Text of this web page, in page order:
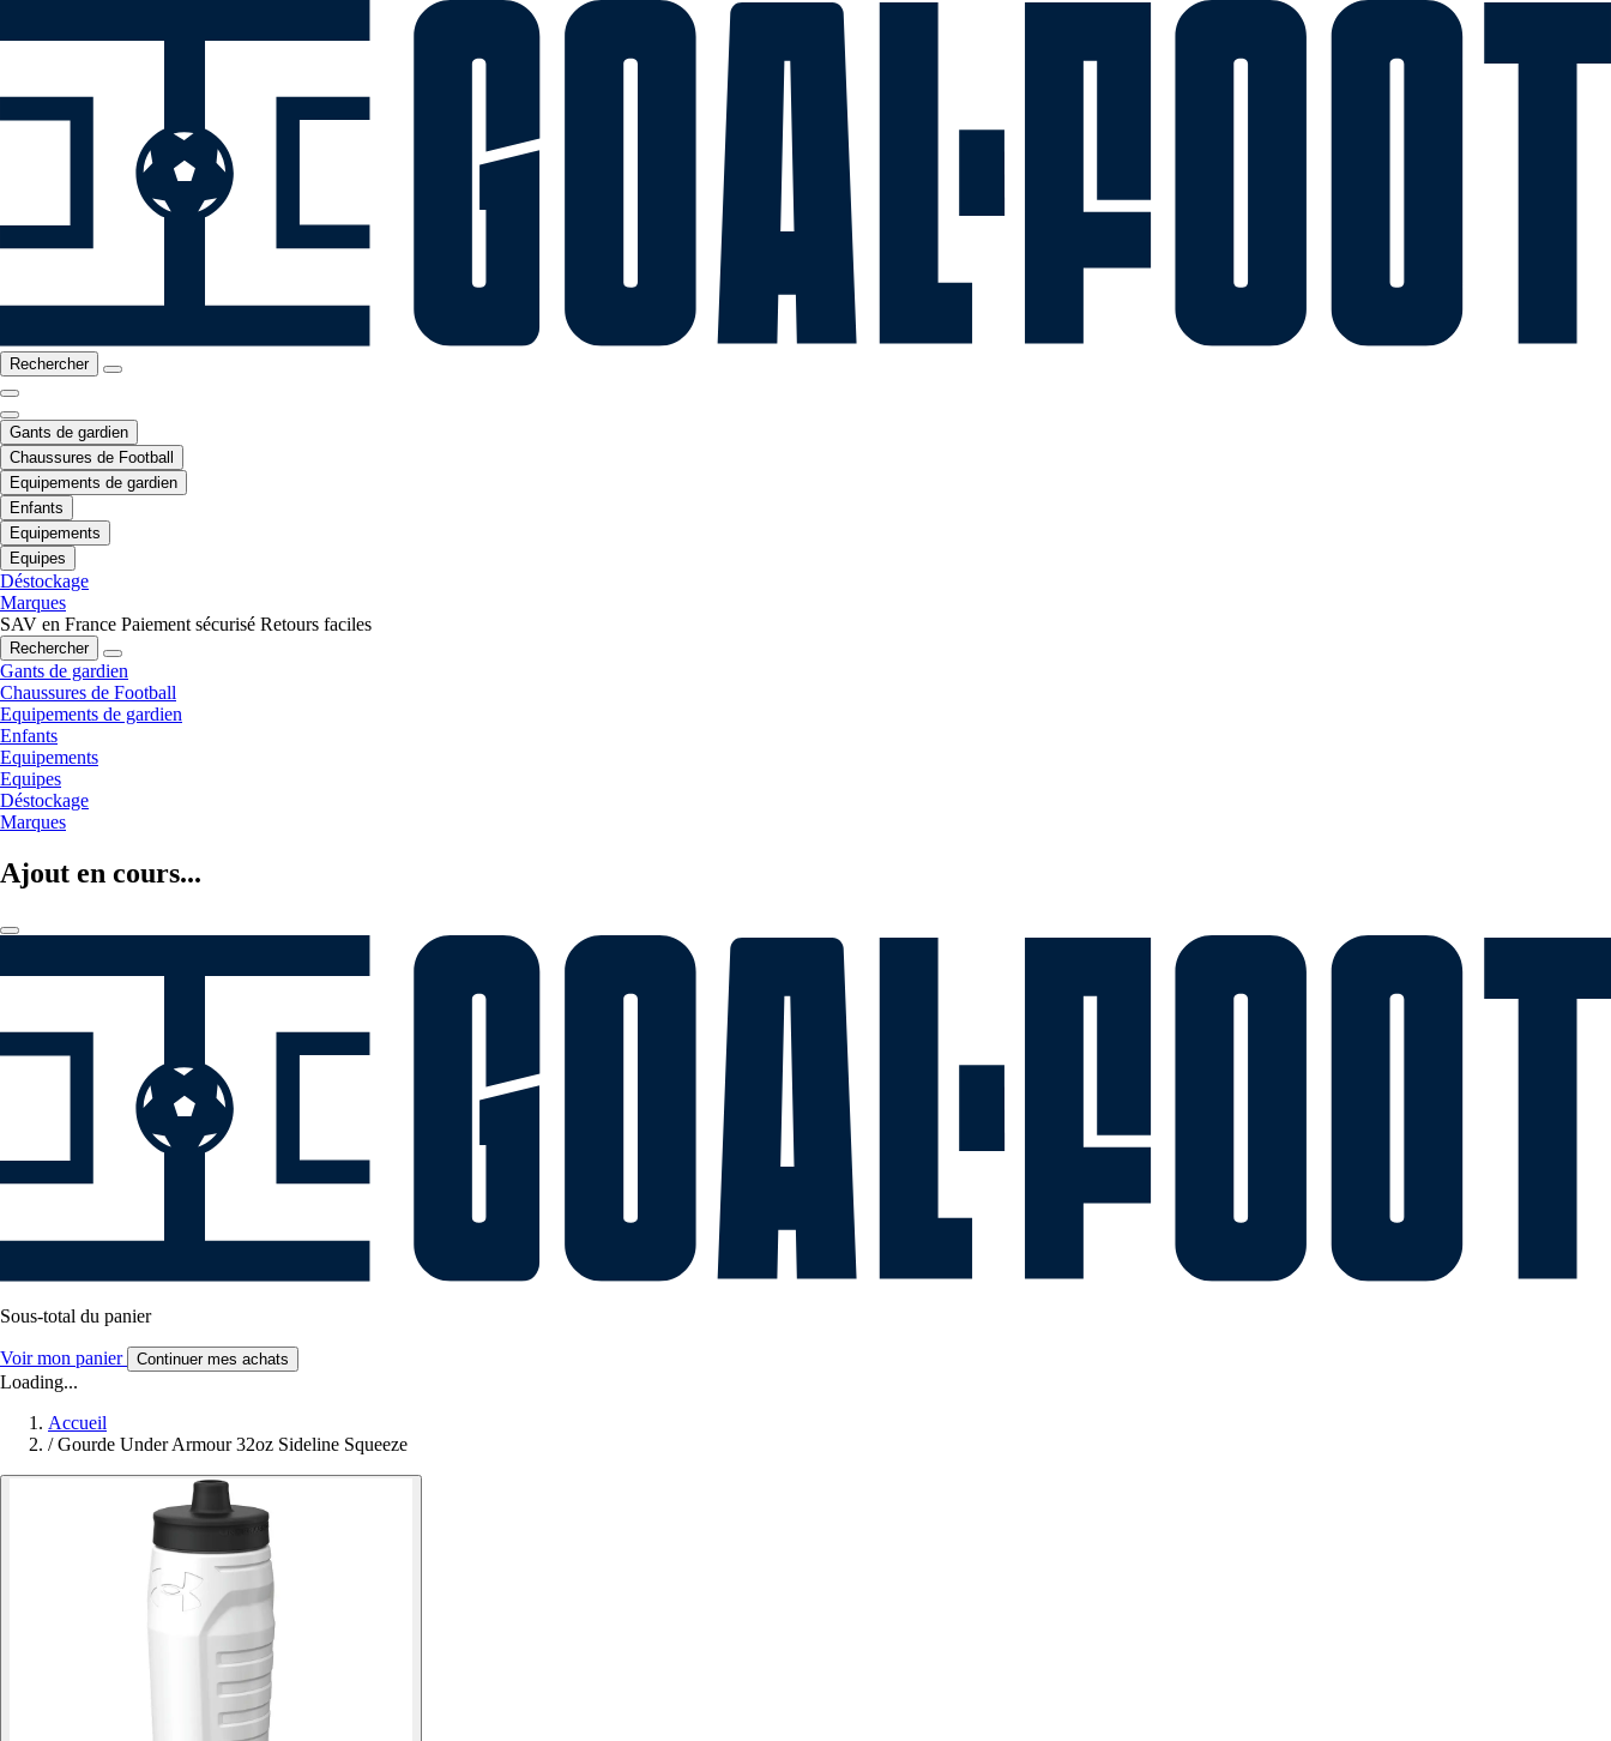
Rechercher
Gants de gardien
Chaussures de Football
Equipements de gardien
Enfants
Equipements
Equipes
Déstockage
Marques
SAV en France Paiement sécurisé Retours faciles
Rechercher
Gants de gardien
Chaussures de Football
Equipements de gardien
Enfants
Equipements
Equipes
Déstockage
Marques
Ajout en cours...
Sous-total du panier
Voir mon panier Continuer mes achats
Loading...
Accueil
/ Gourde Under Armour 32oz Sideline Squeeze